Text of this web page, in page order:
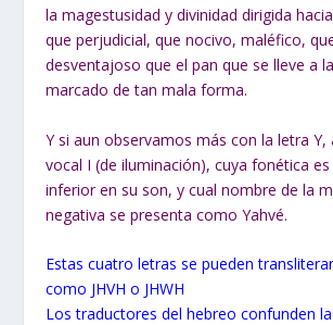
la magestusidad y divinidad dirigida
que perjudicial, que nocivo, maléfico,
desventajoso que el pan que se lleve a
marcado de tan mala forma.
Y si aun observamos más con la letra Y,
vocal I (de iluminación), cuya fonética
inferior en su son, y cual nombre de la
negativa se presenta como Yahvé.
Estas cuatro letras se pueden
como JHVH o JHWH
Los traductores del hebreo confunden